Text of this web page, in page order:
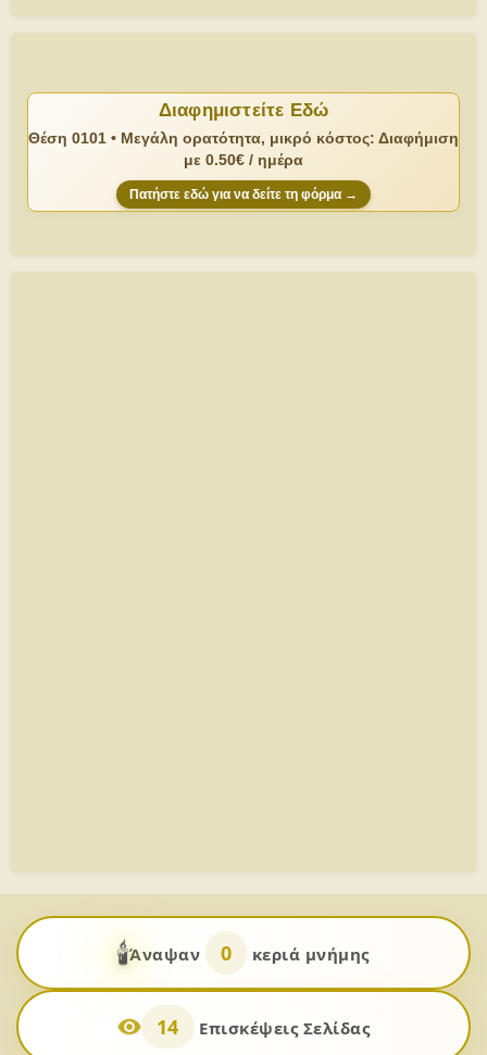
Διαφημιστείτε Εδώ
Θέση 0101 • Μεγάλη ορατότητα, μικρό κόστος: Διαφήμιση
με 0.50€ / ημέρα
Πατήστε εδώ για να δείτε τη φόρμα →
🕯️Άναψαν 0 κεριά μνήμης
14 Επισκέψεις Σελίδας